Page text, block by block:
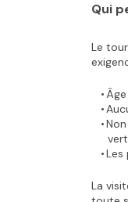
Qui
Le
Les
La